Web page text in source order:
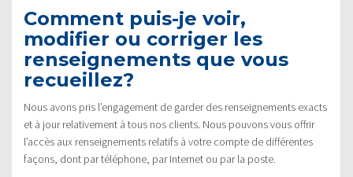
Comment puis-je voir,
modifier ou corriger les
renseignements que vous
recueillez?
Nous avons pris l’engagement de garder des renseignements exacts
et à jour relativement à tous nos clients. Nous pouvons vous offrir
l’accès aux renseignements relatifs à votre compte de différentes
façons, dont par téléphone, par Internet ou par la poste.